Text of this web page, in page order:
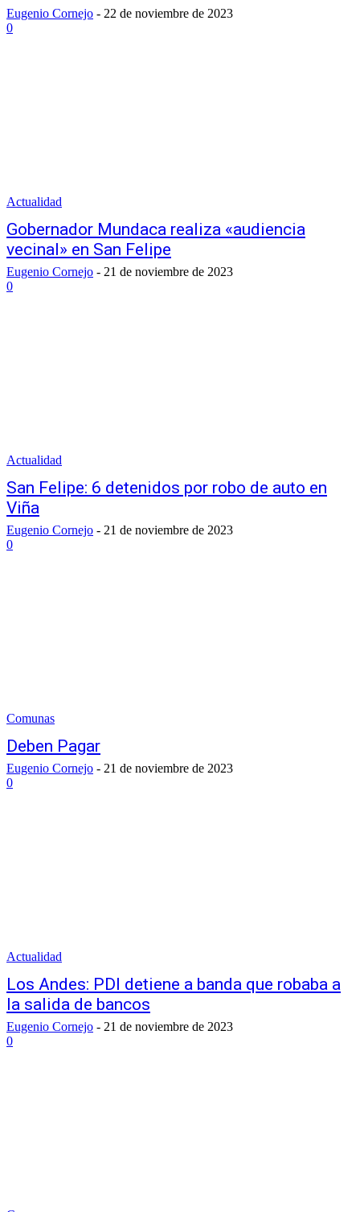
Eugenio Cornejo - 22 de noviembre de 2023
0
Actualidad
Gobernador Mundaca realiza «audiencia
vecinal» en San Felipe
Eugenio Cornejo - 21 de noviembre de 2023
0
Actualidad
San Felipe: 6 detenidos por robo de auto en
Viña
Eugenio Cornejo - 21 de noviembre de 2023
0
Comunas
Deben Pagar
Eugenio Cornejo - 21 de noviembre de 2023
0
Actualidad
Los Andes: PDI detiene a banda que robaba a
la salida de bancos
Eugenio Cornejo - 21 de noviembre de 2023
0